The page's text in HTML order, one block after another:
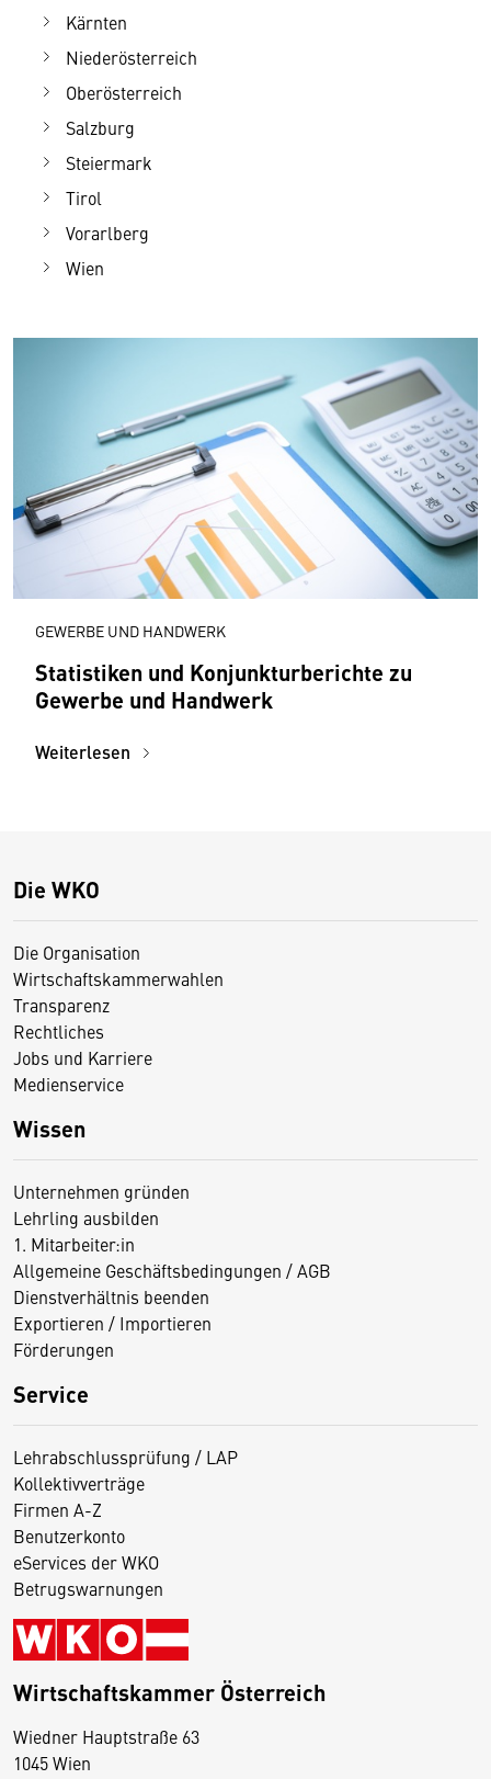
Kärnten
Niederösterreich
Oberösterreich
Salzburg
Steiermark
Tirol
Vorarlberg
Wien
GEWERBE UND HANDWERK
Statistiken und Konjunkturberichte zu
Gewerbe und Handwerk
Weiterlesen
Die WKO
Die Organisation
Wirtschaftskammerwahlen
Transparenz
Rechtliches
Jobs und Karriere
Medienservice
Wissen
Unternehmen gründen
Lehrling ausbilden
1. Mitarbeiter:in
Allgemeine Geschäftsbedingungen / AGB
Dienstverhältnis beenden
Exportieren / Importieren
Förderungen
Service
Lehrabschlussprüfung / LAP
Kollektivverträge
Firmen A-Z
Benutzerkonto
eServices der WKO
Betrugswarnungen
Wirtschaftskammer Österreich
Wiedner Hauptstraße 63
1045 Wien
D